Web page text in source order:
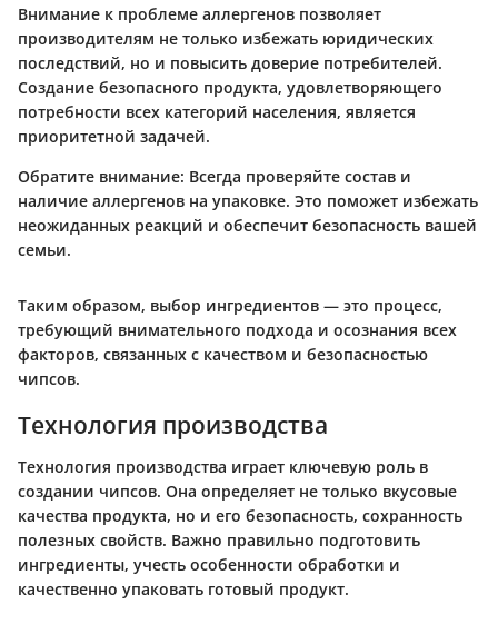
Внимание к проблеме аллергенов позволяет
производителям не только избежать юридических
последствий, но и повысить доверие потребителей.
Создание безопасного продукта, удовлетворяющего
потребности всех категорий населения, является
приоритетной задачей.
Обратите внимание: Всегда проверяйте состав и
наличие аллергенов на упаковке. Это поможет избежать
неожиданных реакций и обеспечит безопасность вашей
семьи.
Таким образом, выбор ингредиентов — это процесс,
требующий внимательного подхода и осознания всех
факторов, связанных с качеством и безопасностью
чипсов.
Технология производства
Технология производства играет ключевую роль в
создании чипсов. Она определяет не только вкусовые
качества продукта, но и его безопасность, сохранность
полезных свойств. Важно правильно подготовить
ингредиенты, учесть особенности обработки и
качественно упаковать готовый продукт.